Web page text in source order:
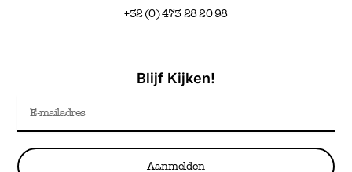
+32 (0) 473 28 20 98
Blijf Kijken!
Aanmelden